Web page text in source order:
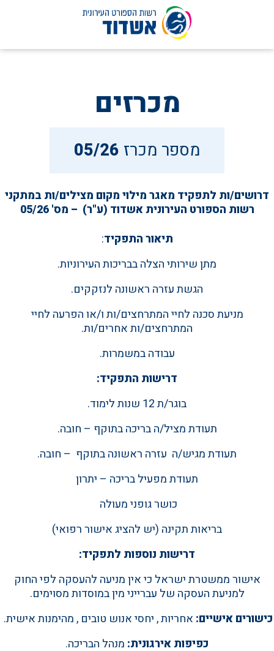
דלג
מכרזים
מספר מכרז 05/26
דרושים/ות לתפקיד מאגר מילוי מקום מצילים/ות במתקני
רשות הספורט העירונית אשדוד (ע"ר) – מס' 05/26
תיאור התפקיד:
מתן שירותי הצלה בבריכות העירוניות.
הגשת עזרה ראשונה לנזקקים.
מניעת סכנה לחיי המתרחצים/ות ו/או הפרעה לחיי
המתרחצים/ות אחרים/ות.
עבודה במשמרות.
דרישות התפקיד:
בוגר/ת 12 שנות לימוד.
תעודת מציל/ה בריכה בתוקף – חובה.
תעודת מגיש/ה עזרה ראשונה בתוקף – חובה.
תעודת מפעיל בריכה – יתרון
כושר גופני מעולה
בריאות תקינה (יש להציג אישור רפואי)
דרישות נוספות לתפקיד:
אישור ממשטרת ישראל כי אין מניעה להעסקה לפי החוק
למניעת העסקה של עברייני מין במוסדות מסוימים.
כישורים אישיים: אחריות , יחסי אנוש טובים , מהימנות אישית.
כפיפות אירגונית: מנהל הבריכה.